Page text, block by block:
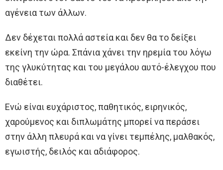
αγένεια των άλλων.
Δεν δέχεται πολλά αστεία και δεν θα το δείξει
εκείνη την ώρα. Σπάνια χάνει την ηρεμία του λόγω
της γλυκύτητας και του μεγάλου αυτό-έλεγχου που
διαθέτει.
Ενώ είναι ευχάριστος, παθητικός, ειρηνικός,
χαρούμενος και διπλωμάτης μπορεί να περάσει
στην άλλη πλευρά και να γίνει τεμπέλης, μαλθακός,
εγωιστής, δειλός και αδιάφορος.